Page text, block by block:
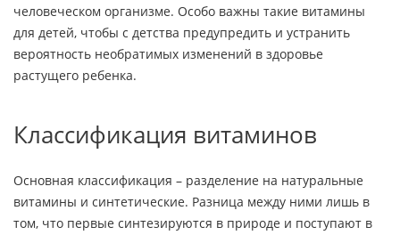
человеческом организме. Особо важны такие витамины
для детей, чтобы с детства предупредить и устранить
вероятность необратимых изменений в здоровье
растущего ребенка.
Классификация витаминов
Основная классификация – разделение на натуральные
витамины и синтетические. Разница между ними лишь в
том, что первые синтезируются в природе и поступают в